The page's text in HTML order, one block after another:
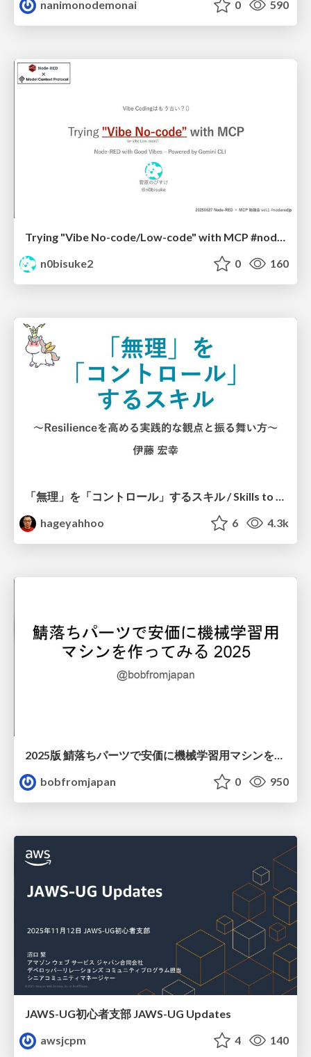
nanimonodemonai 0 590
Trying "Vibe No-code/Low-code" with MCP #noderedjp
n0bisuke2
0 160
hageyahhoo
6 4.3k
2025版 鯖落ちパーツで安価に機械学習用マシンを作ってみる
bobfromjapan
0 950
JAWS-UG初心者支部 JAWS-UG Updates
awsjcpm
4 140